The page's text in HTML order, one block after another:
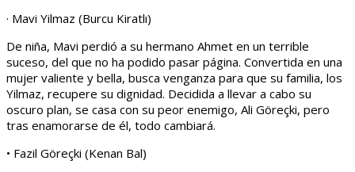
· Mavi Yilmaz (Burcu Kiratlı)
De niña, Mavi perdió a su hermano Ahmet en un terrible
suceso, del que no ha podido pasar página. Convertida en una
mujer valiente y bella, busca venganza para que su familia, los
Yilmaz, recupere su dignidad. Decidida a llevar a cabo su
oscuro plan, se casa con su peor enemigo, Ali Göreçki, pero
tras enamorarse de él, todo cambiará.
• Fazil Göreçki (Kenan Bal)